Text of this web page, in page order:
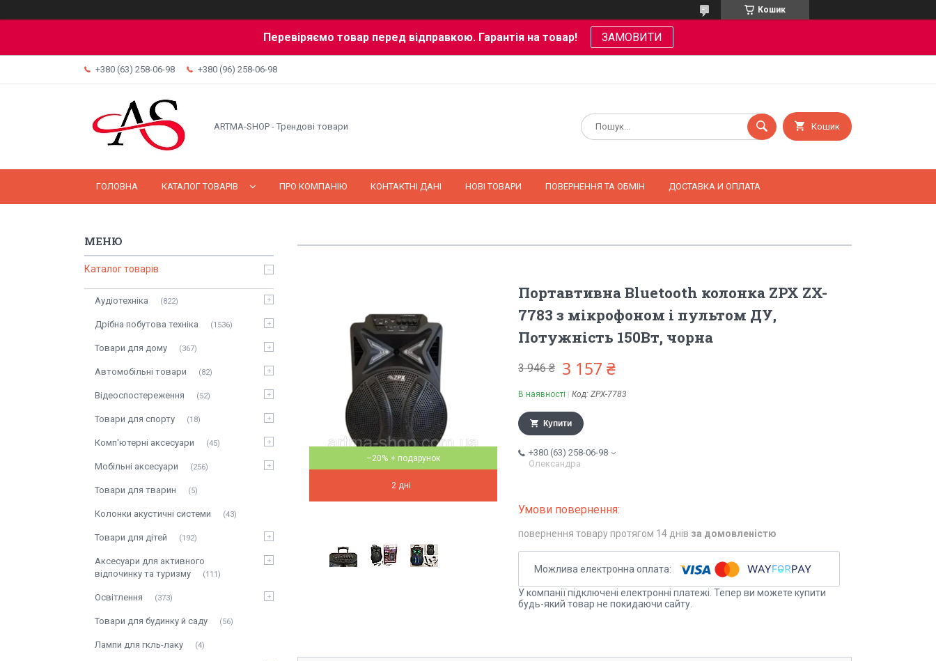
Кошик
Перевіряємо товар перед відправкою. Гарантія на товар! ЗАМОВИТИ
+380 (63) 258-06-98 +380 (96) 258-06-98
ARTMA-SHOP - Трендові товари Кошик
ГОЛОВНА КАТАЛОГ ТОВАРІВ ПРО КОМПАНІЮ КОНТАКТНІ ДАНІ НОВІ ТОВАРИ ПОВЕРНЕННЯ ТА ОБМІН ДОСТАВКА И ОПЛАТА
–20%
2 дні
Портавтивна Bluetooth колонка ZPX ZX-
7783 з мікрофоном і пультом ДУ,
Потужність 150Вт, чорна
3 946 ₴ 3 157 ₴
В наявності Код: ZPX-7783
Купити
+380 (63) 258-06-98
Олександра
повернення товару протягом 14 днів за домовленістю
У компанії підключені електронні платежі. Тепер ви можете купити
будь-який товар не покидаючи сайту.
Каталог товарів
Аудіотехніка 822
Дрібна побутова техніка 1536
Товари для дому 367
Автомобільні товари 82
Відеоспостереження 52
Товари для спорту 18
Комп'ютерні аксесуари 45
Мобільні аксесуари 256
Товари для тварин 5
Колонки акустичні системи 43
Товари для дітей 192
Аксесуари для активного
відпочинку та туризму
111
Освітлення 373
Товари для будинку й саду 56
Лампи для гкль-лаку 4